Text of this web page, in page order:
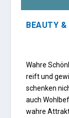
BEAUTY &
Wahre
reift und
schenken
auch
wahre